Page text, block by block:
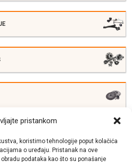
pristankom
koristimo tehnologije poput kolačića
o uređaju. Pristanak na ove
podataka kao što su ponašanje